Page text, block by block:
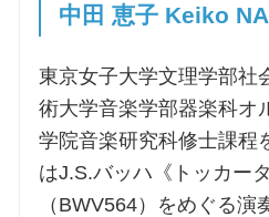
中田 恵子 Keiko
東京女子大学文理学部社
術大学音楽学部器楽科オ
学院音楽研究科修士課程
はJ.S.バッハ《トッカー
（BWV564）をめぐる演